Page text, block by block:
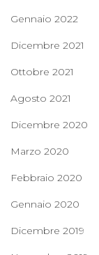
Gennaio 2022
Dicembre 2021
Ottobre 2021
Agosto 2021
Dicembre 2020
Marzo 2020
Febbraio 2020
Gennaio 2020
Dicembre 2019